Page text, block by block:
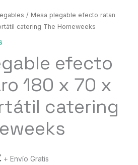
/ Mesa plegable efecto ratan
catering The Homeweeks
efecto
180 x 70 x
catering
El
+ Envío Gratis